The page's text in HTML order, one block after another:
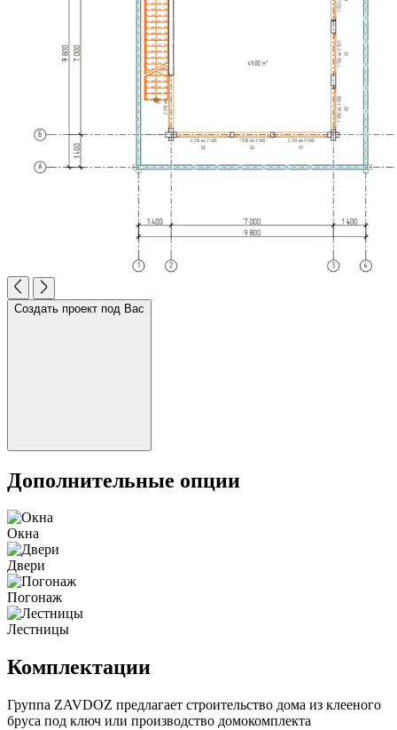
Создать проект под Вас
Дополнительные опции
Окна
Двери
Погонаж
Лестницы
Комплектации
Группа ZAVDOZ предлагает строительство дома из клееного
бруса под ключ или производство домокомплекта